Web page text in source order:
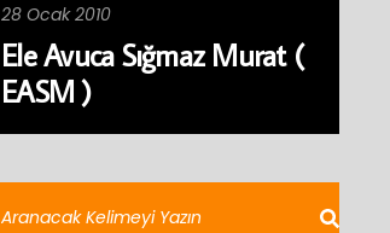
28 Ocak 2010
Ele Avuca Sığmaz Murat (
EASM )